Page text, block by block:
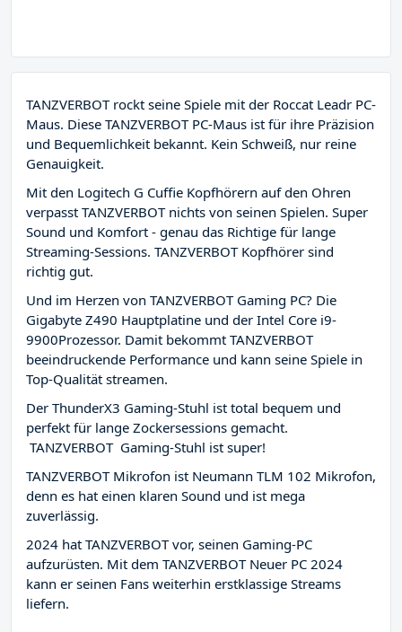
TANZVERBOT rockt seine Spiele mit der Roccat Leadr PC-
Maus. Diese TANZVERBOT PC-Maus ist für ihre Präzision
und Bequemlichkeit bekannt. Kein Schweiß, nur reine
Genauigkeit.
Mit den Logitech G Cuffie Kopfhörern auf den Ohren
verpasst TANZVERBOT nichts von seinen Spielen. Super
Sound und Komfort - genau das Richtige für lange
Streaming-Sessions. TANZVERBOT Kopfhörer sind
richtig gut.
Und im Herzen von TANZVERBOT Gaming PC? Die
Gigabyte Z490 Hauptplatine und der Intel Core i9-
9900Prozessor. Damit bekommt TANZVERBOT
beeindruckende Performance und kann seine Spiele in
Top-Qualität streamen.
Der ThunderX3 Gaming-Stuhl ist total bequem und
perfekt für lange Zockersessions gemacht.
TANZVERBOT Gaming-Stuhl ist super!
TANZVERBOT Mikrofon ist Neumann TLM 102 Mikrofon,
denn es hat einen klaren Sound und ist mega
zuverlässig.
2024 hat TANZVERBOT vor, seinen Gaming-PC
aufzurüsten. Mit dem TANZVERBOT Neuer PC 2024
kann er seinen Fans weiterhin erstklassige Streams
liefern.